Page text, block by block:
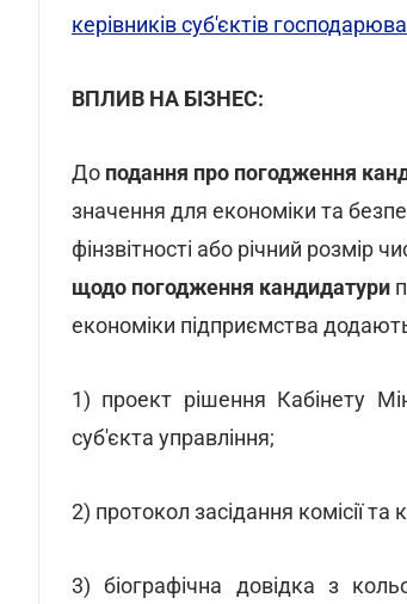
керівників суб'єктів
ВПЛИВ НА БІЗНЕС:
До подання про погодження
значення для економіки та
фінзвітності або річний розмір
щодо погодження кандидатури
економіки підприємства
1) проект рішення Кабінету
суб'єкта управління;
2) протокол засідання комісії
3) біографічна довідка з